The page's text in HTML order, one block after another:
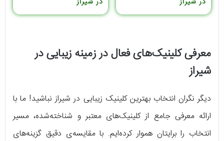
معرفی کلینیک‌های فعال در زمینه زیبایی در
شیراز
دیگر نگران انتخاب بهترین کلینیک زیبایی در شیراز نباشید! ما با
ارائه معرفی جامع از کلینیک‌های معتبر و شناخته‌شده، مسیر
انتخاب را برایتان هموار کرده‌ایم. با مقایسه‌ی دقیق گزینه‌های